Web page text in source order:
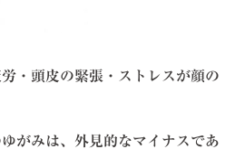
・頭皮の緊張・ストレスが顔の
がみは、外見的なマイナスであ